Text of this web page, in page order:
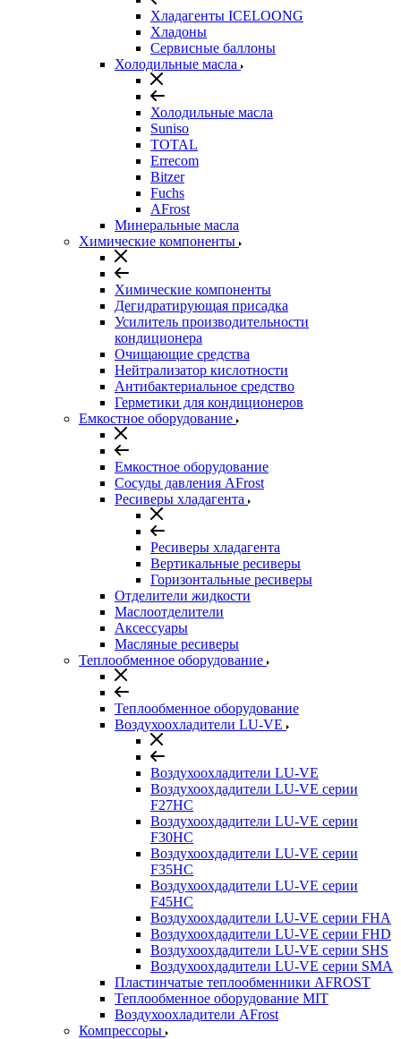
Хладагенты ICELOONG
Хладоны
Сервисные баллоны
Холодильные масла
Холодильные масла
Suniso
TOTAL
Errecom
Bitzer
Fuchs
AFrost
Минеральные масла
Химические компоненты
Химические компоненты
Дегидратирующая присадка
Усилитель производительности
кондиционера
Очищающие средства
Нейтрализатор кислотности
Антибактериальное средство
Герметики для кондиционеров
Емкостное оборудование
Емкостное оборудование
Сосуды давления AFrost
Ресиверы хладагента
Ресиверы хладагента
Вертикальные ресиверы
Горизонтальные ресиверы
Отделители жидкости
Маслоотделители
Аксессуары
Масляные ресиверы
Теплообменное оборудование
Теплообменное оборудование
Воздухоохладители LU-VE
Воздухоохладители LU-VE
Воздухоохдадители LU-VE серии
F27HC
Воздухоохдадители LU-VE серии
F30HC
Воздухоохдадители LU-VE серии
F35HC
Воздухоохдадители LU-VE серии
F45HC
Воздухоохдадители LU-VE серии FHA
Воздухоохдадители LU-VE серии FHD
Воздухоохдадители LU-VE серии SHS
Воздухоохдадители LU-VE серии SMA
Пластинчатые теплообменники AFROST
Теплообменное оборудование MIT
Воздухоохладители AFrost
Компрессоры